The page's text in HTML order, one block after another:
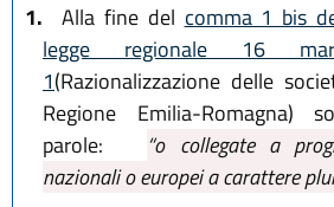
1.
Alla fine del comma 1 bis
legge regionale 16
1(Razionalizzazione delle
Regione Emilia-Romagna)
parole: “o collegate a
nazionali o europei a carattere